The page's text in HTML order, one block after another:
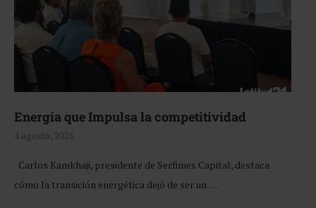
Energía que Impulsa la competitividad
4 agosto, 2026
Carlos Kamkhaji, presidente de Serfimex Capital, destaca
cómo la transición energética dejó de ser un …